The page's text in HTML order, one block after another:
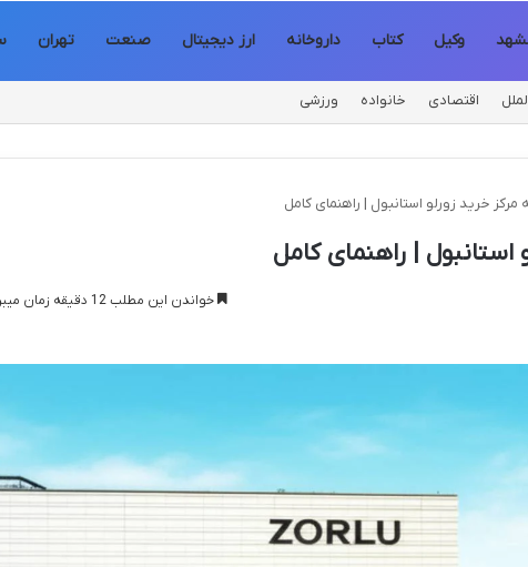
وکیل کتاب داروخانه ارز دیجیتال صنعت تهران
اقتصادی خانواده ورزشی
خرید زورلو استانبول | راهنمای کامل
| راهنمای کامل
خواندن این مطلب 12 دقیقه زمان میبرد